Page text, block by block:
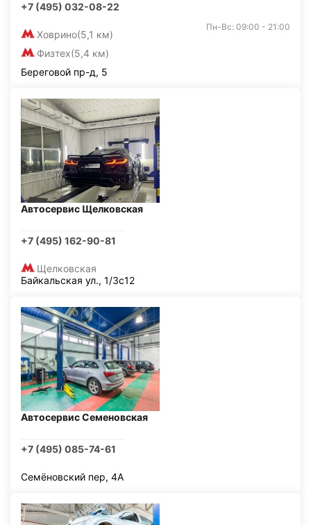
+7 (495) 032-08-22
Ховрино(5,1 км)
Физтех(5,4 км)
Пн-Вс: 09:00 - 21:00
Береговой пр-д, 5
Автосервис Щелковская
+7 (495) 162-90-81
Щелковская
Байкальская ул., 1/3с12
Автосервис Семеновская
+7 (495) 085-74-61
Семёновский пер, 4А